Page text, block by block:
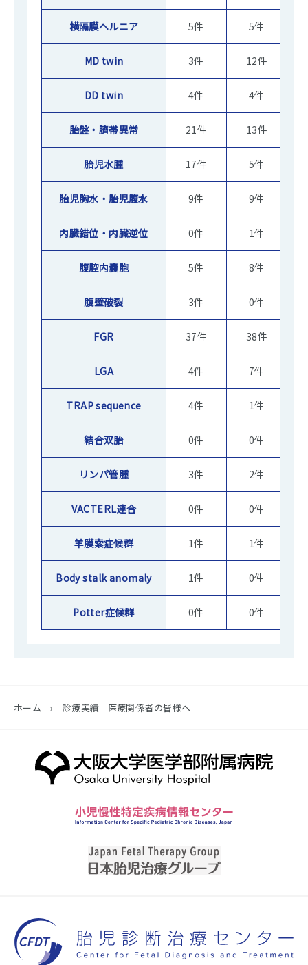
横隔膜ヘルニア 5件 5件
MD twin 3件 12件
DD twin 4件 4件
胎盤・臍帯異常 21件 13件
胎児水腫 17件 5件
胎児胸水・胎児腹水 9件 9件
内臓錯位・内臓逆位 0件 1件
腹腔内嚢胞 5件 8件
腹壁破裂 3件 0件
FGR 37件 38件
LGA 4件 7件
TRAP sequence 4件 1件
結合双胎 0件 0件
リンパ管腫 3件 2件
VACTERL連合 0件 0件
羊膜索症候群 1件 1件
Body stalk anomaly 1件 0件
Potter症候群 0件 0件
ホーム › 診療実績 - 医療関係者の皆様へ